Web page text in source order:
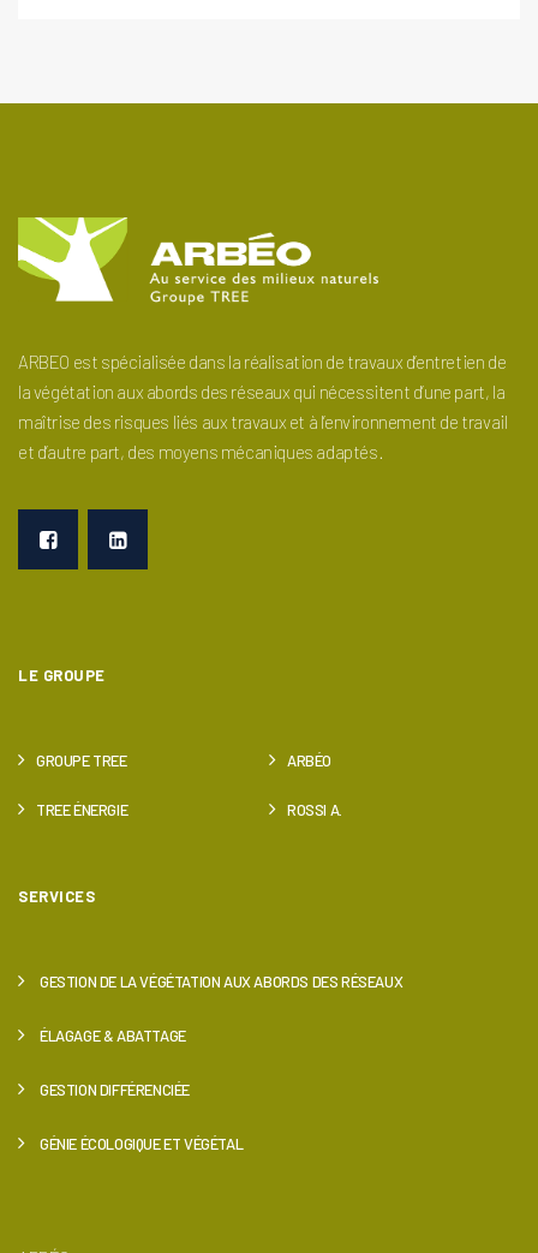
ARBEO est spécialisée dans la réalisation de travaux d’entretien de
la végétation aux abords des réseaux qui nécessitent d’une part, la
maîtrise des risques liés aux travaux et à l’environnement de travail
et d’autre part, des moyens mécaniques adaptés.
LE GROUPE
GROUPE TREE ARBÉO
TREE ÉNERGIE ROSSI A.
SERVICES
GESTION DE LA VÉGÉTATION AUX ABORDS DES RÉSEAUX
ÉLAGAGE & ABATTAGE
GESTION DIFFÉRENCIÉE
GÉNIE ÉCOLOGIQUE ET VÉGÉTAL